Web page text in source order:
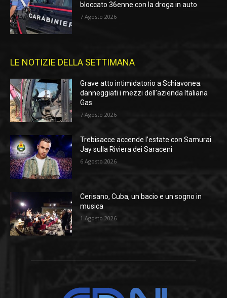
bloccato 36enne con la droga in auto
7 Agosto 2026
LE NOTIZIE DELLA SETTIMANA
Grave atto intimidatorio a Schiavonea:
danneggiati i mezzi dell’azienda Italiana
Gas
7 Agosto 2026
Trebisacce accende l’estate con Samurai
Jay sulla Riviera dei Saraceni
6 Agosto 2026
Cerisano, Cuba, un bacio e un sogno in
musica
1 Agosto 2026